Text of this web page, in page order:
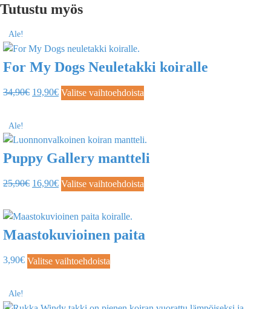
Tutustu myös
Ale!
For My Dogs Neuletakki koiralle
34,90€ 19,90€ Valitse vaihtoehdoista
Ale!
Puppy Gallery mantteli
25,90€ 16,90€ Valitse vaihtoehdoista
Maastokuvioinen paita
3,90€ Valitse vaihtoehdoista
Ale!